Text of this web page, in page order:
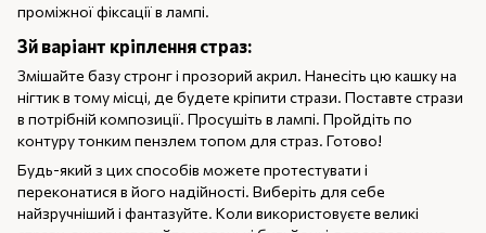
проміжної фіксації в лампі.
3й варіант кріплення страз:
Змішайте базу стронг і прозорий акрил. Нанесіть цю кашку на
нігтик в тому місці, де будете кріпити стрази. Поставте стрази
в потрібній композиції. Просушіть в лампі. Пройдіть по
контуру тонким пензлем топом для страз. Готово!
Будь-який з цих способів можете протестувати і
переконатися в його надійності. Виберіть для себе
найзручніший і фантазуйте. Коли використовуєте великі